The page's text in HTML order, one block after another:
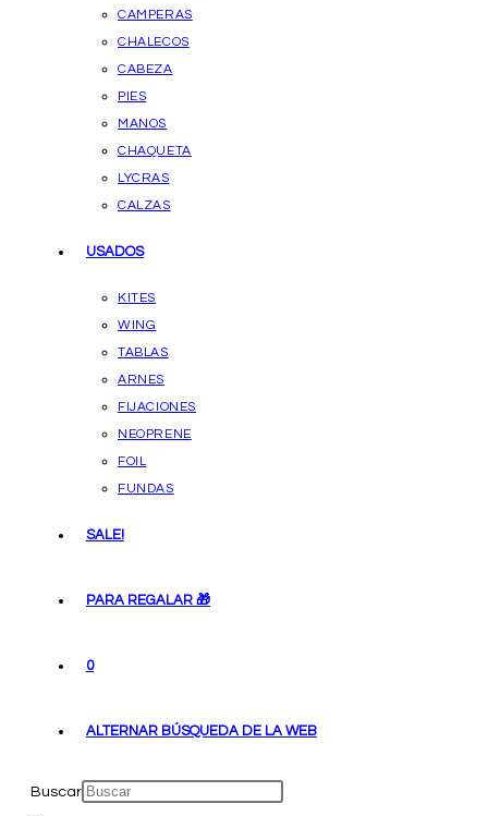
CAMPERAS
CHALECOS
CABEZA
PIES
MANOS
CHAQUETA
LYCRAS
CALZAS
USADOS
KITES
WING
TABLAS
ARNES
FIJACIONES
NEOPRENE
FOIL
FUNDAS
SALE!
PARA REGALAR 🎁
0
ALTERNAR BÚSQUEDA DE LA WEB
Buscar